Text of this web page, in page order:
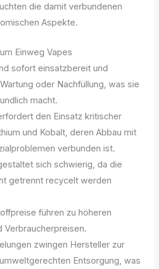
die damit verbundenen
Aspekte.
Einweg Vapes
sofort einsatzbereit und
oder Nachfüllung, was sie
macht.
den Einsatz kritischer
und Kobalt, deren Abbau mit
verbunden ist.
sich schwierig, da die
getrennt recycelt werden
führen zu höheren
Verbraucherpreisen.
zwingen Hersteller zur
Entsorgung, was